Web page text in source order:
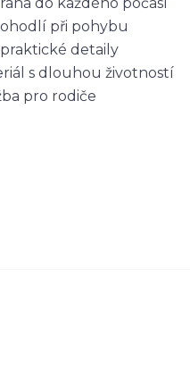
při pohybu
detaily
s dlouhou životností
pro rodiče